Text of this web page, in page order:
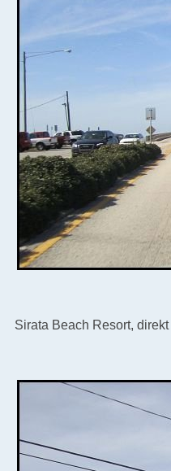
Sirata Beach Resort,